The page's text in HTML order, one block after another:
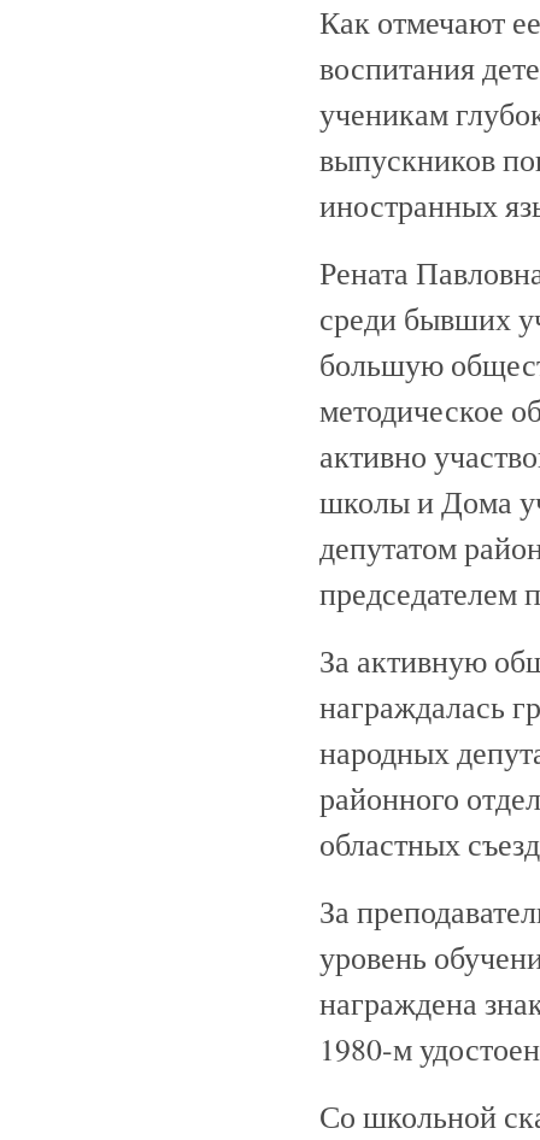
Как отмечают
воспитания
ученикам
выпускников
иностранных
Рената
среди бывших
большую
методическое
активно
школы и Дома
депутатом
За активную
награждалась
народных
районного
областных
За
уровень
награждена
1980-м
Со школьной